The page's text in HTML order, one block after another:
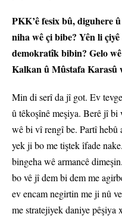
PKK’ê fesix bû, diguhere
niha wê çi bibe? Yên li
demokratîk bibin? Gelo
Kalkan û Mûstafa Karasû
Min di serî da jî got. Ev
û têkoşînê meşiya. Berê jî
wê bi vî rengî be. Partî hebû
yek ji bo me tiştek îfade
bingeha wê armancê
bo vê jî dem bi dem me
ev encam negirtin me ji nû
me stratejiyek daniye